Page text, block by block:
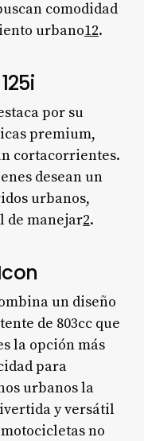
comodidad
urbano12.
por su
premium,
cortacorrientes.
desean un
urbanos,
de manejar2.
un diseño
de 803cc que
la opción más
para
urbanos la
y versátil
motocicletas no